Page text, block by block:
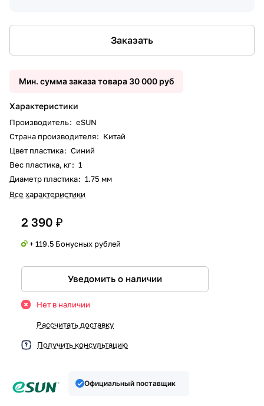
Заказать
Мин. сумма заказа товара 30 000 руб
Характеристики
Производитель: eSUN
Страна производителя: Китай
Цвет пластика: Синий
Вес пластика, кг: 1
Диаметр пластика: 1.75 мм
Все характеристики
2 390 ₽
+ 119.5 Бонусных рублей
Уведомить о наличии
Нет в наличии
Рассчитать доставку
Получить консультацию
Официальный поставщик